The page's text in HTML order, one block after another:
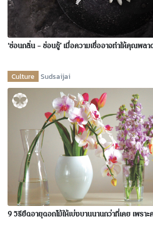
‘ซ่อนกลิ่น – ซ่อนชู้’ เมื่อความเชื่ออาจทำให้คุณพล
Culture Sudsaijai
9 วิธียืดอายุดอกไม้ให้เบ่งบานนานกว่าที่เคย เพรา